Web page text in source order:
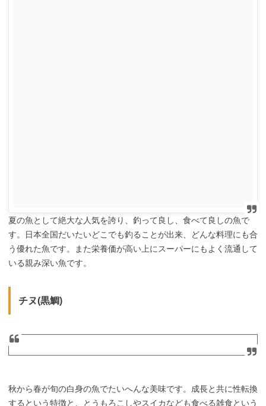
夏の魚として絶大な人気を誇り、釣って良し、食べて良しの魚で
す。日本全国だいたいどこでも釣ることが出来、どんな料理にも合
う優れた魚です。また栄養価が高い上にスーパーにもよく流通して
いる親み深い魚です。
チヌ(黒鯛)
秋から春が旬の白身の魚でたいへんな美味です。成長と共に性転換
するという特徴と、とうもろこしやスイカなども食べる雑食という